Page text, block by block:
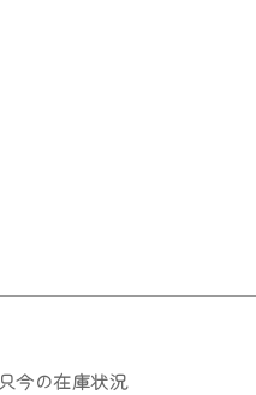
只今の在庫状況